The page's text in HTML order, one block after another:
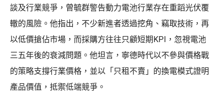
談及行業競爭，曾毓群警告動力電池行業存在重蹈光伏覆
轍的風險。他指出，不少新進者透過挖角、竊取技術，再
以低價搶佔市場，而採購方往往只顧短期KPI，忽視電池
三五年後的衰減問題。他坦言，寧德時代以不參與價格戰
的策略支撐行業價格，並以「只租不賣」的換電模式證明
產品價值，抵禦低端競爭。